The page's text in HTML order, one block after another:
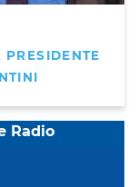
Radio